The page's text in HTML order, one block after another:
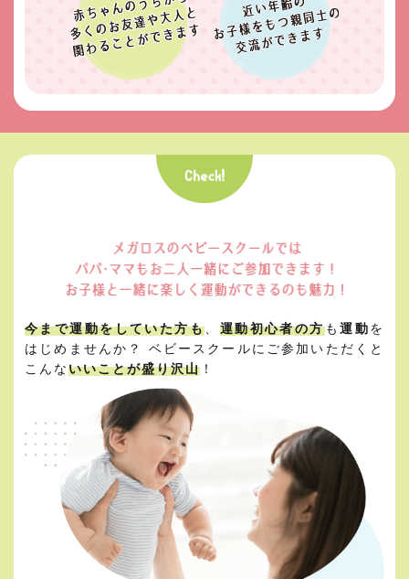
今まで運動をしていた方も 運動初心者の方も運動を
はじめませんか？
ベビースクールにご参加いただくと
こんないいことが盛り沢山 ！